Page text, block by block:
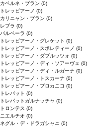
カベルネ・ブラン (0)
トレッビアーノ (0)
カリニャン・ブラン (0)
レブラ (0)
バルベーラ (0)
トレッビアーノ・グレケット (0)
トレッビアーノ・スポレティーノ (0)
トレッビアーノ・ダブルッツォ (0)
トレッビアーノ・ディ・ソアーヴェ (0)
トレッビアーノ・ディ・ルガーナ (0)
トレッビアーノ・トスカーナ (0)
トレッビアーノ・プロカニコ (0)
トレパット (0)
トレパットガルナッチャ (0)
トロンテス (0)
ニエルチオ (0)
ネグル・デ・ドラガシャニ (0)